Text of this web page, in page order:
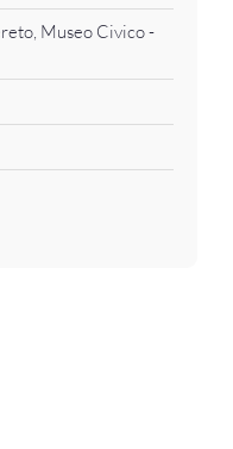
Museo Civico -